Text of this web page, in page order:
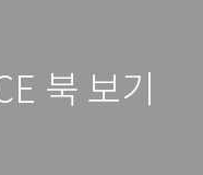
북 보기